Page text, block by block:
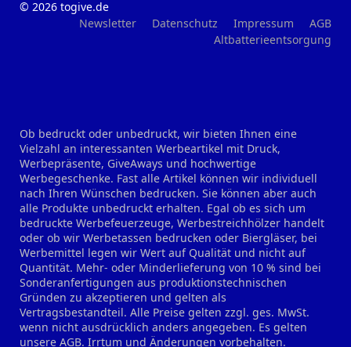
© 2026 togive.de
Newsletter
Datenschutz Impressum
AGB
Altbatterieentsorgung
Ob bedruckt oder unbedruckt, wir bieten Ihnen eine
Vielzahl an interessanten Werbeartikel mit Druck,
Werbepräsente, GiveAways und hochwertige
Werbegeschenke. Fast alle Artikel können wir individuell
nach Ihren Wünschen bedrucken. Sie können aber auch
alle Produkte unbedruckt erhalten. Egal ob es sich um
bedruckte Werbefeuerzeuge, Werbestreichhölzer handelt
oder ob wir Werbetassen bedrucken oder Biergläser, bei
Werbemittel legen wir Wert auf Qualität und nicht auf
Quantität. Mehr- oder Minderlieferung von 10 % sind bei
Sonderanfertigungen aus produktionstechnischen
Gründen zu akzeptieren und gelten als
Vertragsbestandteil. Alle Preise gelten zzgl. ges. MwSt.
wenn nicht ausdrücklich anders angegeben. Es gelten
unsere AGB. Irrtum und Änderungen vorbehalten.